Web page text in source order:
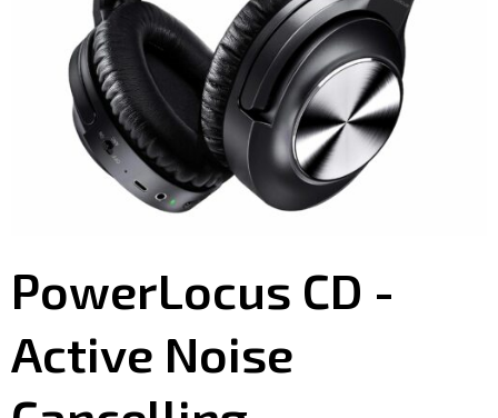
PowerLocus CD -
Active Noise